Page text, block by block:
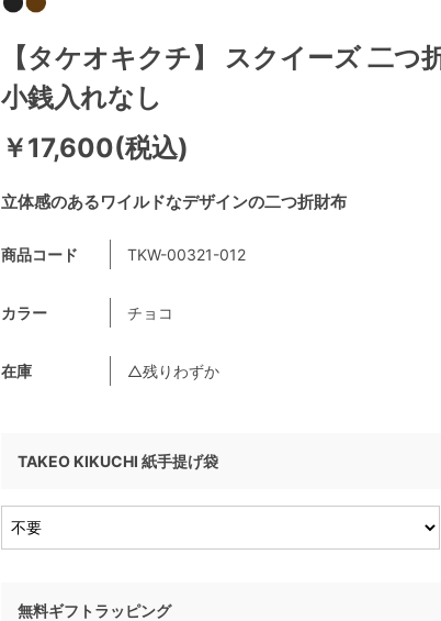
立体感のあるワイルドなデザインの二つ折財布
【タケオキクチ】 スクイーズ 二つ
小銭入れなし
￥17,600(税込)
商品コード TKW-00321-012
カラー チョコ
在庫 △残りわずか
TAKEO KIKUCHI 紙手提げ袋
無料ギフトラッピング